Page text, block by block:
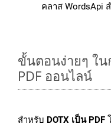
คลาส WordsApi
ขั้นตอนง่ายๆ ใน
PDF ออนไลน์
สำหรับ DOTX เป็น PDF